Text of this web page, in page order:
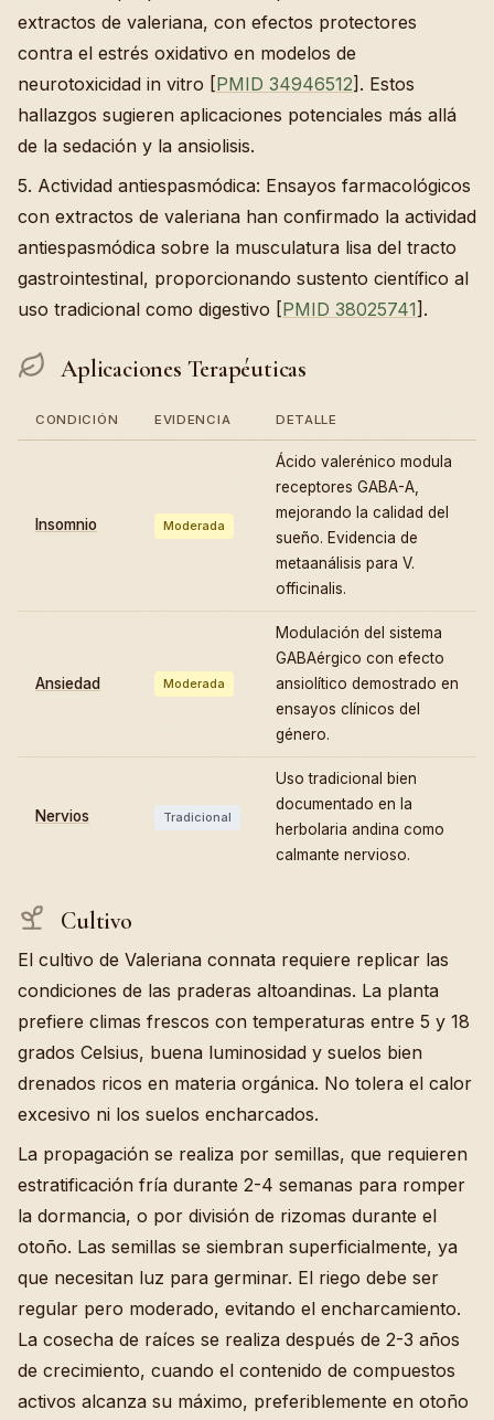
extractos de valeriana, con efectos protectores
contra el estrés oxidativo en modelos de
neurotoxicidad in vitro [PMID 34946512]. Estos
hallazgos sugieren aplicaciones potenciales más allá
de la sedación y la ansiolisis.
5. Actividad antiespasmódica: Ensayos farmacológicos
con extractos de valeriana han confirmado la actividad
antiespasmódica sobre la musculatura lisa del tracto
gastrointestinal, proporcionando sustento científico al
uso tradicional como digestivo [PMID 38025741].
Aplicaciones Terapéuticas
CONDICIÓN EVIDENCIA DETALLE
Insomnio Moderada
Ácido valerénico modula
receptores GABA-A,
mejorando la calidad del
sueño. Evidencia de
metaanálisis para V.
officinalis.
Ansiedad Moderada
Modulación del sistema
GABAérgico con efecto
ansiolítico demostrado en
ensayos clínicos del
género.
Nervios Tradicional
Uso tradicional bien
documentado en la
herbolaria andina como
calmante nervioso.
Cultivo
El cultivo de Valeriana connata requiere replicar las
condiciones de las praderas altoandinas. La planta
prefiere climas frescos con temperaturas entre 5 y 18
grados Celsius, buena luminosidad y suelos bien
drenados ricos en materia orgánica. No tolera el calor
excesivo ni los suelos encharcados.
La propagación se realiza por semillas, que requieren
estratificación fría durante 2-4 semanas para romper
la dormancia, o por división de rizomas durante el
otoño. Las semillas se siembran superficialmente, ya
que necesitan luz para germinar. El riego debe ser
regular pero moderado, evitando el encharcamiento.
La cosecha de raíces se realiza después de 2-3 años
de crecimiento, cuando el contenido de compuestos
activos alcanza su máximo, preferiblemente en otoño